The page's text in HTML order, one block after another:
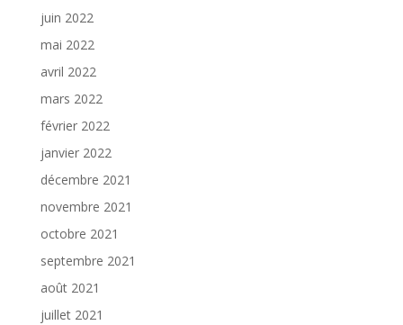
juin 2022
mai 2022
avril 2022
mars 2022
février 2022
janvier 2022
décembre 2021
novembre 2021
octobre 2021
septembre 2021
août 2021
juillet 2021